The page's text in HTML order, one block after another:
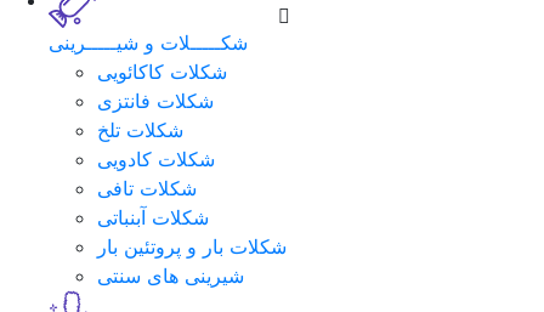
شکـــــلات و شیـــــرینی
شکلات کاکائویی
شکلات فانتزی
شکلات تلخ
شکلات کادویی
شکلات تافی
شکلات آبنباتی
شکلات بار و پروتئین بار
شیرینی های سنتی